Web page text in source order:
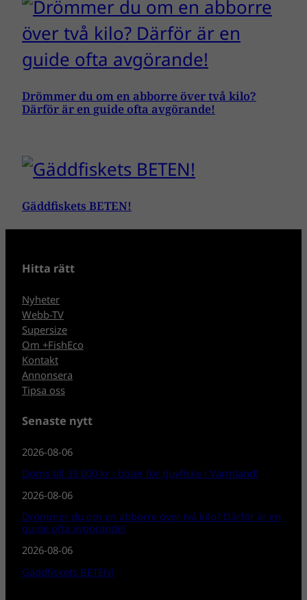
Drömmer du om en abborre över två kilo?
Därför är en guide ofta avgörande!
Gäddfiskets BETEN!
Hitta rätt
Nyheter
Webb-TV
Supersize
Om +FishEco
Kontakt
Annonsera
Tipsa oss
Senaste nytt
2026-08-06
Döms till 39 000 kr i böter för tjuvfiske i Värmland!
2026-08-06
Drömmer du om en abborre över två kilo? Därför är en
guide ofta avgörande!
2026-08-06
Gäddfiskets BETEN!